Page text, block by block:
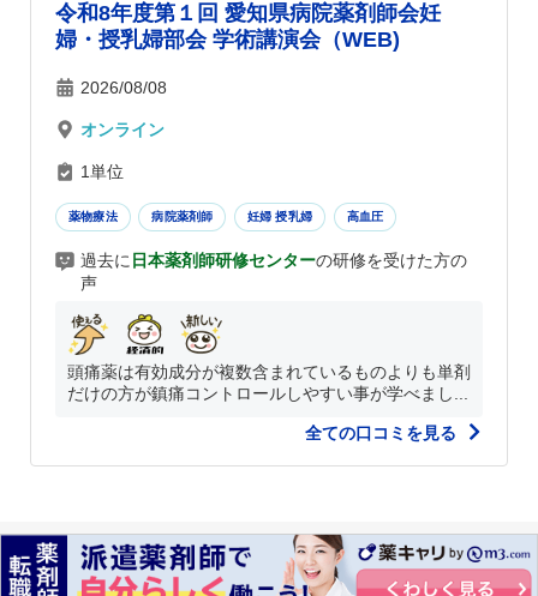
令和8年度第１回 愛知県病院薬剤師会妊
婦・授乳婦部会 学術講演会（WEB)
2026/08/08
オンライン
1単位
薬物療法 病院薬剤師 妊婦 授乳婦 高血圧
過去に 日本薬剤師研修センターの研修を受けた方の
声
頭痛薬は有効成分が複数含まれているものよりも単剤
だけの方が鎮痛コントロールしやすい事が学べまし...
全ての口コミを見る